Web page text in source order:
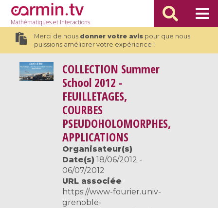
Mathématiqueset Interactions
Merci de nous donner votre avispour que nous
puissions améliorer votre expérience !
COLLECTION Summer
School 2012 -
FEUILLETAGES,
COURBES
PSEUDOHOLOMORPHES,
APPLICATIONS
Organisateur(s)
Date(s) 18/06/2012 -
06/07/2012
URL associée
https://www-fourier.univ-
grenoble-